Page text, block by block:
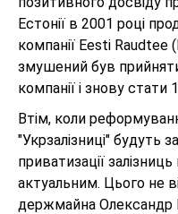
Естонії в 2001 році
компанії Eesti Raudtee
змушений був
компанії і знову стати
Втім, коли
"Укрзалізниці" будуть
приватизації
актуальним. Цього не
держмайна Олександр